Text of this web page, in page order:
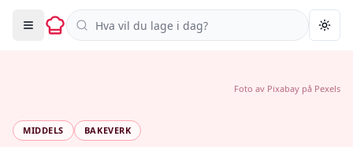
Søk i oppskrifter
MIDDELS BAKEVERK
Foto av Pixabay på Pexels